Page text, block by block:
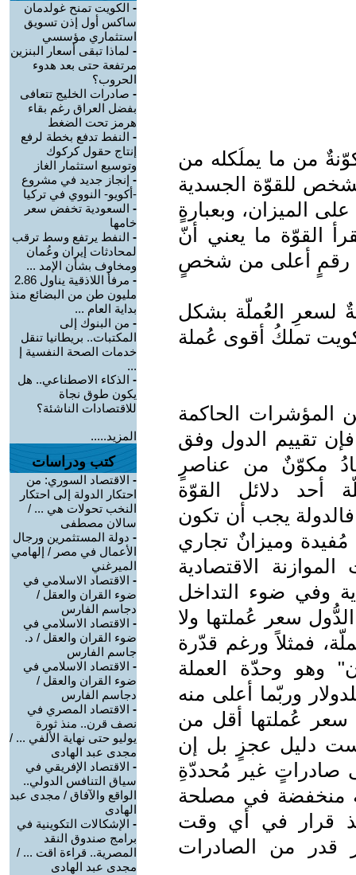
من ما يملُكله من
للقوّة الجسدية
الميزان، وبعبارةٍ
القوّة ما يعني أنّ
رقمٍ أعلى من شخصٍ
لسعرِ العُملّة بشكل
تملكُ أقوى عُملة
المؤشرات الحاكمة
تقييم الدول وفق
مكوّنٌ من عناصرٍ
أحد دلائل القوّة
فالدولة يجب أن تكون
وميزانٌ تجاري
الاقتصادية
وفي ضوء التداخل
سعر عُملتها ولا
فمثلاً ورغم قدّرة
وهو وحدّة العملة
وربّما أعلى منه
سعر عُملتها أقل من
دليل عجزٍ بل إن
صادراتٍ غير مُحددّةِ
منخفضة في مصلحة
قرار في أي وقت
قدر من الصادرات
- الكويت تمنح غولدمان
ساكس أول إذن تسويق
استثماري مؤسسي
- لماذا تبقى أسعار البنزين
مرتفعة حتى بعد هدوء
الحروب؟
- صادرات الخليج تتعافى
بفضل العراق رغم بقاء
هرمز تحت الضغط
- النفط تدفع بخطة لرفع
إنتاج حقول كركوك
وتوسيع استثمار الغاز
- إنجاز جديد في مشروع
-أكويو- النووي في تركيا
- السعودية تخفض سعر
خامها
- النفط يرتفع وسط ترقب
لمحادثات إيران وعُمان
ومخاوف بشأن الإمد ...
-
مرفأ اللاذقية يناول 2.86
مليون طن من البضائع منذ
بداية العام ...
- من البنوك إلى
المكتبات.. بريطانيا تنقل
خدمات الصحة النفسية إ
...
- الذكاء الاصطناعي.. هل
يكون طوق نجاة
للاقتصادات الناشئة؟
المزيد.....
كتب ودراسات
- الاقتصاد السوري: من
احتكار الدولة إلى احتكار
النخب تحولات هي ... /
سالان مصطفى
- دولة المستثمرين ورجال
الأعمال في مصر / إلهامي
الميرغني
- الاقتصاد الاسلامي في
ضوء القران والعقل /
دجاسم الفارس
- الاقتصاد الاسلامي في
ضوء القران والعقل / د.
جاسم الفارس
- الاقتصاد الاسلامي في
ضوء القران والعقل /
دجاسم الفارس
- الاقتصاد المصري في
نصف قرن.. منذ ثورة
يوليو حتى نهاية الألفي ... /
مجدى عبد الهادى
- الاقتصاد الإفريقي في
سياق التنافس الدولي..
الواقع والآفاق / مجدى عبد
الهادى
- الإشكالات التكوينية في
برامج صندوق النقد
المصرية.. قراءة اقت ... /
مجدى عبد الهادى